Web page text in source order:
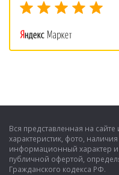
Вся представленная на
характеристик, фото,
информационный характер и
публичной офертой,
Гражданского кодекса РФ.